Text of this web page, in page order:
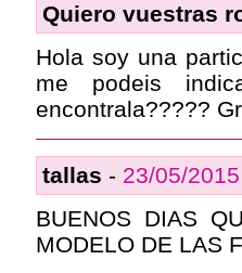
Quiero vuestras
Hola soy una
me podeis
encontrala?????
tallas - 23/05/2015
BUENOS DIAS
MODELO DE LAS